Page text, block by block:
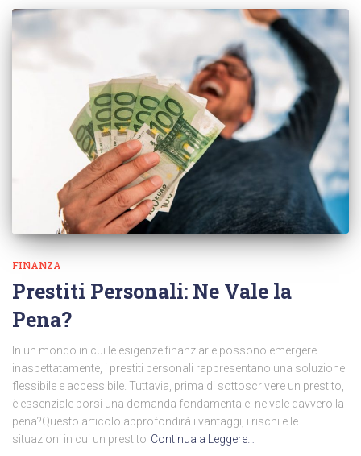
FINANZA
Prestiti Personali: Ne Vale la
Pena?
In un mondo in cui le esigenze finanziarie possono emergere
inaspettatamente, i prestiti personali rappresentano una soluzione
flessibile e accessibile. Tuttavia, prima di sottoscrivere un prestito,
è essenziale porsi una domanda fondamentale: ne vale davvero la
pena?Questo articolo approfondirà i vantaggi, i rischi e le
situazioni in cui un prestito Continua a Leggere…